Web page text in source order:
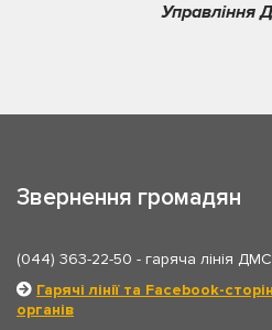
Управління
Звернення громадян
(044) 363-22-50 - гаряча лінія ДМС
Гарячі лінії та Facebook-
органів